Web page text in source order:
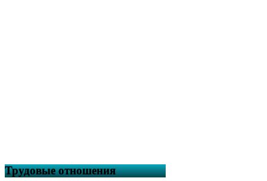
Трудовые отношения